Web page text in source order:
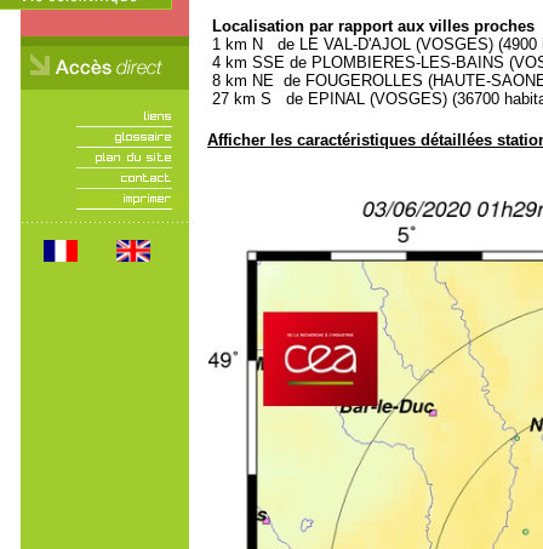
Localisation par rapport aux villes proches
1 km N de LE VAL-D'AJOL (VOSGES) (4900
4 km SSE de PLOMBIERES-LES-BAINS
8 km NE de FOUGEROLLES (HAUTE-
27 km S de EPINAL (VOSGES) (36700
Afficher les caractéristiques détaillées